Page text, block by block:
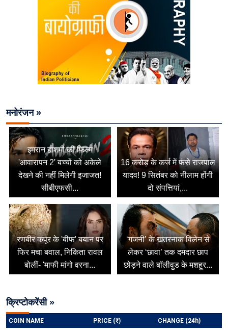
मनोरंजन »
इमरान हाशमी की फिल्म
'आवारापन 2' बच्चों को अकेले
देखने की नहीं मिलेगी इजाजत!
सीबीएफसी...
16 करोड़ के कर्ज में फंसे राजपाल
यादव! 9 सितंबर को नीलाम होंगी
दो संपत्तियां,...
रणबीर कपूर के 'बीफ' बयान पर
फिर मचा बवाल, निकिता रावल
बोलीं- 'माफी मांगो वरना...
‘गजनी’ के खतरनाक विलेन से
लेकर ‘छावा’ तक दमदार छाप
छोड़ने वाले बॉलीवुड के मशहूर...
क्रिप्टोकरेंसी »